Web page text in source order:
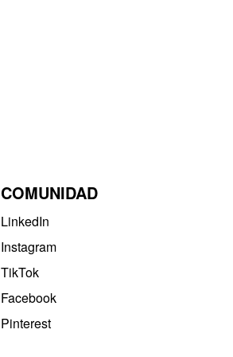
COMUNIDAD
LinkedIn
Instagram
TikTok
Facebook
Pinterest